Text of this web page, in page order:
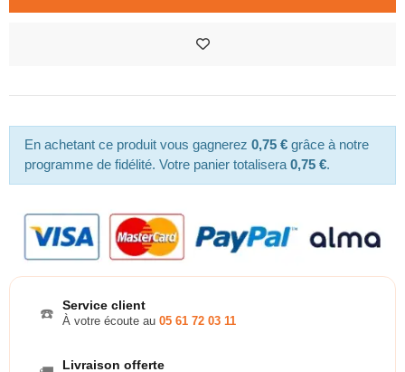
En achetant ce produit vous gagnerez 0,75 € grâce à notre
programme de fidélité. Votre panier totalisera 0,75 €.
☎️ Service client
À votre écoute au 05 61 72 03 11
Livraison offerte